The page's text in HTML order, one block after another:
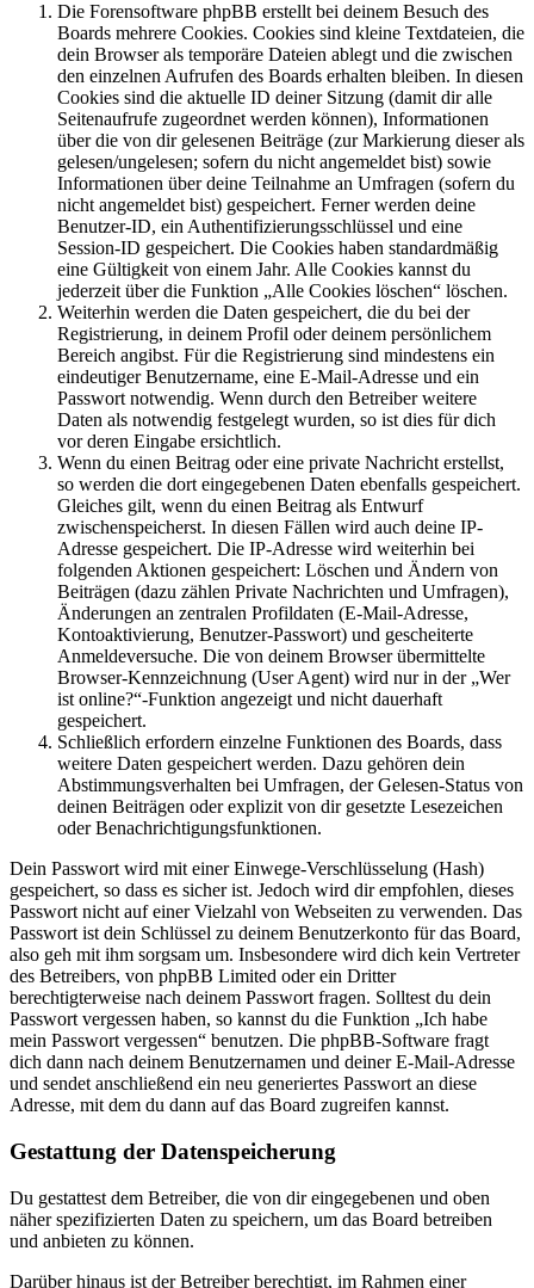
Die Forensoftware phpBB erstellt bei deinem Besuch des
Boards mehrere Cookies. Cookies sind kleine Textdateien, die
dein Browser als temporäre Dateien ablegt und die zwischen
den einzelnen Aufrufen des Boards erhalten bleiben. In diesen
Cookies sind die aktuelle ID deiner Sitzung (damit dir alle
Seitenaufrufe zugeordnet werden können), Informationen
über die von dir gelesenen Beiträge (zur Markierung dieser als
gelesen/ungelesen; sofern du nicht angemeldet bist) sowie
Informationen über deine Teilnahme an Umfragen (sofern du
nicht angemeldet bist) gespeichert. Ferner werden deine
Benutzer-ID, ein Authentifizierungsschlüssel und eine
Session-ID gespeichert. Die Cookies haben standardmäßig
eine Gültigkeit von einem Jahr. Alle Cookies kannst du
jederzeit über die Funktion „Alle Cookies löschen“ löschen.
Weiterhin werden die Daten gespeichert, die du bei der
Registrierung, in deinem Profil oder deinem persönlichem
Bereich angibst. Für die Registrierung sind mindestens ein
eindeutiger Benutzername, eine E-Mail-Adresse und ein
Passwort notwendig. Wenn durch den Betreiber weitere
Daten als notwendig festgelegt wurden, so ist dies für dich
vor deren Eingabe ersichtlich.
Wenn du einen Beitrag oder eine private Nachricht erstellst,
so werden die dort eingegebenen Daten ebenfalls gespeichert.
Gleiches gilt, wenn du einen Beitrag als Entwurf
zwischenspeicherst. In diesen Fällen wird auch deine IP-
Adresse gespeichert. Die IP-Adresse wird weiterhin bei
folgenden Aktionen gespeichert: Löschen und Ändern von
Beiträgen (dazu zählen Private Nachrichten und Umfragen),
Änderungen an zentralen Profildaten (E-Mail-Adresse,
Kontoaktivierung, Benutzer-Passwort) und gescheiterte
Anmeldeversuche. Die von deinem Browser übermittelte
Browser-Kennzeichnung (User Agent) wird nur in der „Wer
ist online?“-Funktion angezeigt und nicht dauerhaft
gespeichert.
Schließlich erfordern einzelne Funktionen des Boards, dass
weitere Daten gespeichert werden. Dazu gehören dein
Abstimmungsverhalten bei Umfragen, der Gelesen-Status von
deinen Beiträgen oder explizit von dir gesetzte Lesezeichen
oder Benachrichtigungsfunktionen.
Dein Passwort wird mit einer Einwege-Verschlüsselung (Hash)
gespeichert, so dass es sicher ist. Jedoch wird dir empfohlen, dieses
Passwort nicht auf einer Vielzahl von Webseiten zu verwenden. Das
Passwort ist dein Schlüssel zu deinem Benutzerkonto für das Board,
also geh mit ihm sorgsam um. Insbesondere wird dich kein Vertreter
des Betreibers, von phpBB Limited oder ein Dritter
berechtigterweise nach deinem Passwort fragen. Solltest du dein
Passwort vergessen haben, so kannst du die Funktion „Ich habe
mein Passwort vergessen“ benutzen. Die phpBB-Software fragt
dich dann nach deinem Benutzernamen und deiner E-Mail-Adresse
und sendet anschließend ein neu generiertes Passwort an diese
Adresse, mit dem du dann auf das Board zugreifen kannst.
Gestattung der Datenspeicherung
Du gestattest dem Betreiber, die von dir eingegebenen und oben
näher spezifizierten Daten zu speichern, um das Board betreiben
und anbieten zu können.
Darüber hinaus ist der Betreiber berechtigt, im Rahmen einer